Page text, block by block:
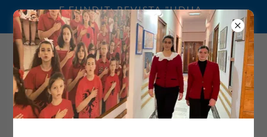
E FUNDIT: REVISTA "UDHA
E SHKRONJAVE" 2026
0692076068